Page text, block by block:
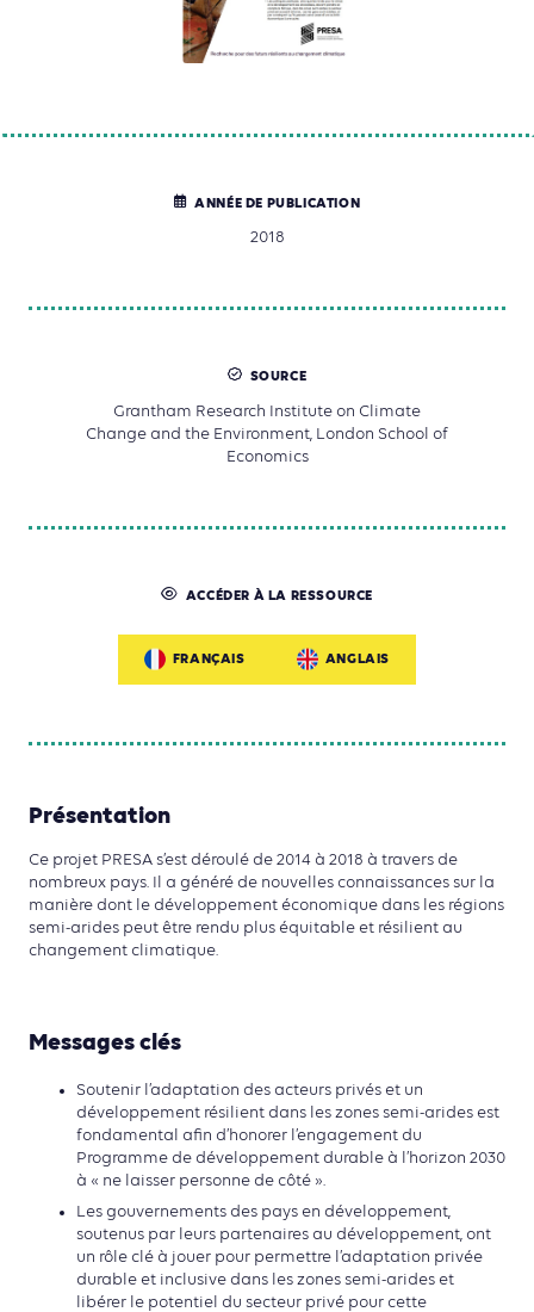
ANNÉE DE PUBLICATION
2018
SOURCE
Grantham Research Institute on Climate
Change and the Environment, London School of
Economics
ACCÉDER À LA RESSOURCE
FRANÇAIS ANGLAIS
Présentation
Ce projet PRESA s’est déroulé de 2014 à 2018 à travers de
nombreux pays. Il a généré de nouvelles connaissances sur la
manière dont le développement économique dans les régions
semi-arides peut être rendu plus équitable et résilient au
changement climatique.
Messages clés
Soutenir l’adaptation des acteurs privés et un
développement résilient dans les zones semi-arides est
fondamental afin d’honorer l’engagement du
Programme de développement durable à l’horizon 2030
à « ne laisser personne de côté ».
Les gouvernements des pays en développement,
soutenus par leurs partenaires au développement, ont
un rôle clé à jouer pour permettre l’adaptation privée
durable et inclusive dans les zones semi-arides et
libérer le potentiel du secteur privé pour cette